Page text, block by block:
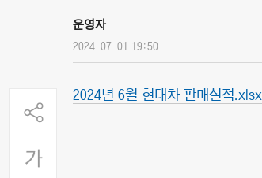
운영자
2024-07-01 19:50
2024년 6월 현대차 판매실적.xlsx